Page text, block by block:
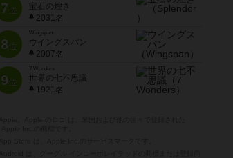
7位
宝石の煌き
2031名
8位
Wingspan
ウイングスパン
2007名
9位
7 Wonders
世界の七不思議
1921名